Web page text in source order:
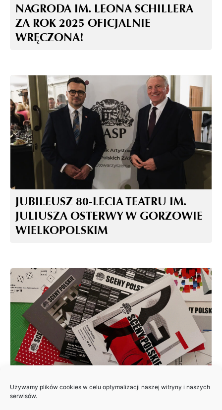
Używamy plików cookies w celu optymalizacji naszej witryny i naszych
serwisów.
NAGRODA IM. LEONA SCHILLERA
ZA ROK 2025 OFICJALNIE
WRĘCZONA!
JUBILEUSZ 80-LECIA TEATRU IM.
JULIUSZA OSTERWY W GORZOWIE
WIELKOPOLSKIM
ZAPRASZAMY DO NADSYŁANIA